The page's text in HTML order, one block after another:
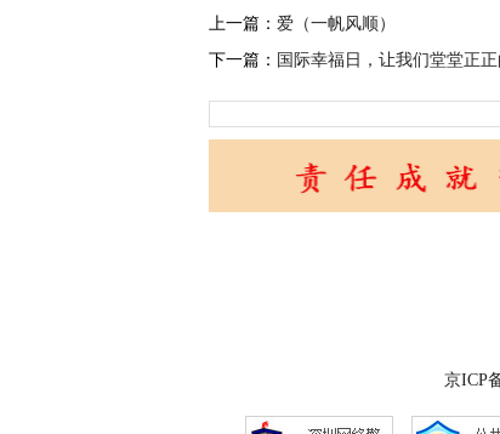
上一篇： 爱（一帆风顺）
下一篇： 国际幸福日，让我们堂堂正
京ICP